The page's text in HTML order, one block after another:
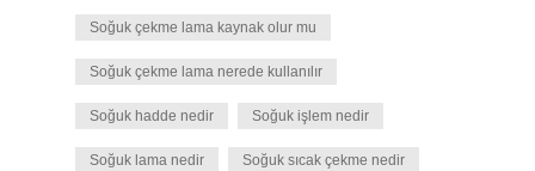
Soğuk çekme lama kaynak olur mu
Soğuk çekme lama nerede kullanılır
Soğuk hadde nedir Soğuk işlem nedir
Soğuk lama nedir Soğuk sıcak çekme nedir